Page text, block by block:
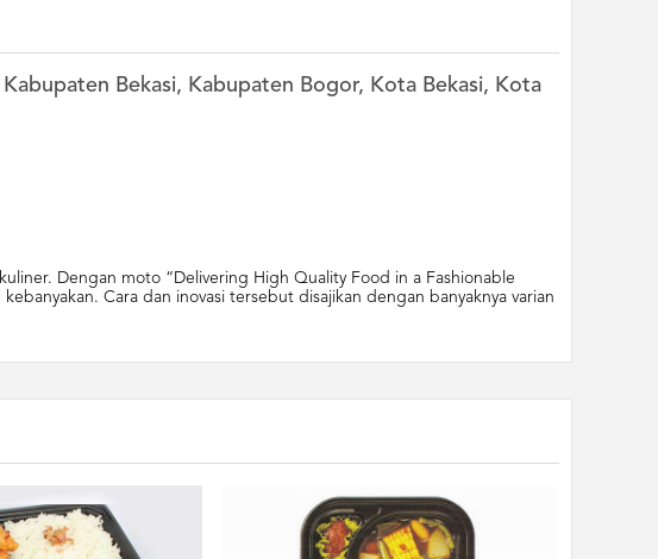
Bekasi, Kabupaten Bogor, Kota Bekasi, Kota
Dengan moto “Delivering High Quality Food in a Fashionable
Cara dan inovasi tersebut disajikan dengan banyaknya varian